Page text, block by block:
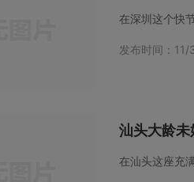
发布时间：
汕头大龄